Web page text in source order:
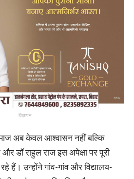
विज्ञापन
अब केवल आश्वासन नहीं बल्कि
डॉ राहुल राज इस अपेक्षा पर पूरी
हैं। उन्होंने गांव-गांव और विद्यालय-